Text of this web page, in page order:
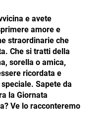
e avete
amore e
straordinarie che
Che si tratti della
sorella o amica,
ricordata e
Sapete da
la Giornata
Ve lo racconteremo